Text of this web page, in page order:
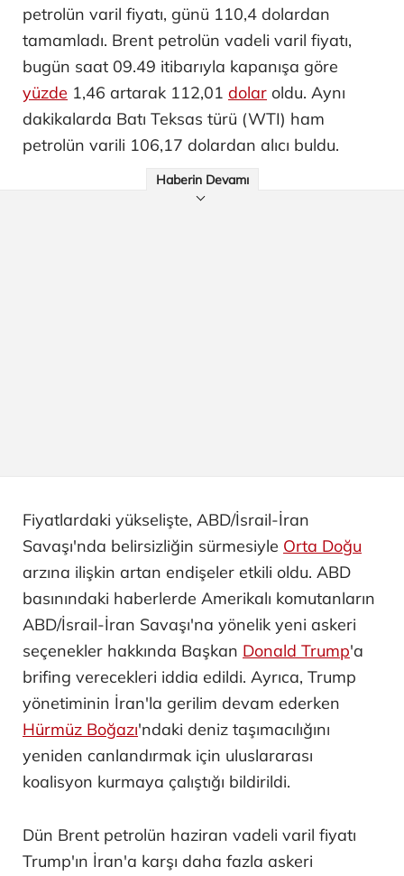
petrolün varil fiyatı, günü 110,4 dolardan
tamamladı. Brent petrolün vadeli varil fiyatı,
bugün saat 09.49 itibarıyla kapanışa göre
yüzde 1,46 artarak 112,01 dolar oldu. Aynı
dakikalarda Batı Teksas türü (WTI) ham
petrolün varili 106,17 dolardan alıcı buldu.
Haberin Devamı
Fiyatlardaki yükselişte, ABD/İsrail-İran
Savaşı'nda belirsizliğin sürmesiyle Orta Doğu
arzına ilişkin artan endişeler etkili oldu. ABD
basınındaki haberlerde Amerikalı komutanların
ABD/İsrail-İran Savaşı'na yönelik yeni askeri
seçenekler hakkında Başkan Donald Trump'a
brifing verecekleri iddia edildi. Ayrıca, Trump
yönetiminin İran'la gerilim devam ederken
Hürmüz Boğazı'ndaki deniz taşımacılığını
yeniden canlandırmak için uluslararası
koalisyon kurmaya çalıştığı bildirildi.
Dün Brent petrolün haziran vadeli varil fiyatı
Trump'ın İran'a karşı daha fazla askeri